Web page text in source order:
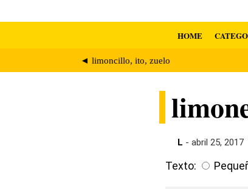
HOME
◄ limoncillo, ito, zuelo
L - abril 25, 2017
Texto: